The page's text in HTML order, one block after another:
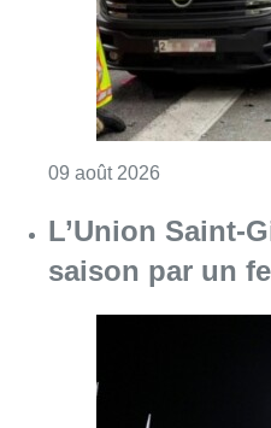
09 août 2026
L’Union Saint-
saison par un